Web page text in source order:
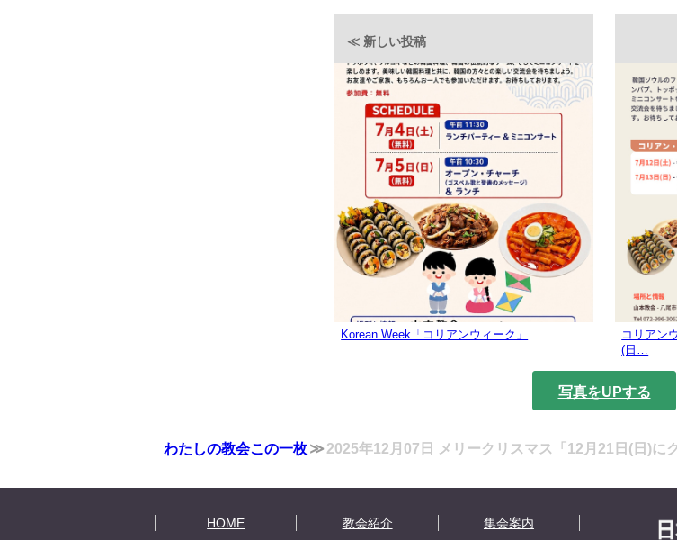
≪ 新しい投稿
Korean Week「コリアンウィーク」
コリアン
(日…
写真をUPする
わたしの教会この一枚 2025年12月07日 メリークリスマス「12月21日(日)に
HOME 教会紹介 集会案内